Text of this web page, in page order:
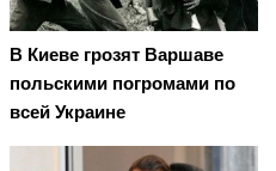
В Киеве грозят Варшаве
польскими погромами по
всей Украине